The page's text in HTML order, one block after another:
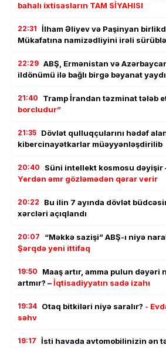
bahalı ixtisasların TAM SİYAHISI
22:31 İlham Əliyev və Paşinyan
Mükafatına namizədliyini irəli
22:29 ABŞ, Ermənistan və
ildönümü ilə bağlı birgə bəyanat yaydı
21:40 Tramp İrandan təzminat tələb
borcludur”
21:35 Dövlət qulluqçularını hədəf
kibercinayətkarlar müəyyənləşdirilib
20:40 Süni intellekt kosmosu dəyişir
Yerdən əmr gözləmədən qərar verir
20:22
Bu ilin 7 ayında dövlət
xərcləri açıqlandı
20:07 “Məkkə sazişi” ABŞ-ı niyə
Şərqdə yeni ittifaq
19:50
Maaş artır, amma pulun dəyəri
artmır? –İqtisadiyyatın sadə izahı
19:34 Otaq bitkiləri niyə saralır? -
səhv
19:17 İsti havada avtomobilinizin ən